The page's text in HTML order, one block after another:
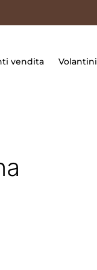
vendita Volantini